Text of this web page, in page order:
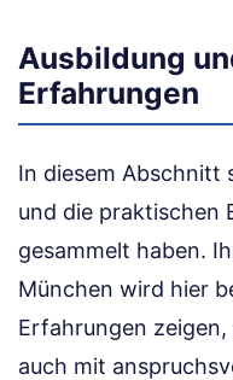
Ausbildung
Erfahrungen
In diesem Abschnitt
und die praktischen
gesammelt haben.
München wird hier
Erfahrungen zeigen,
auch mit